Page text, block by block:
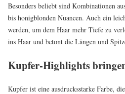
Besonders beliebt sind Kombinationen
bis honigblonden Nuancen. Auch ein
werden, um dem Haar mehr Tiefe zu
ins Haar und betont die Längen und
Kupfer-Highlights
Kupfer ist eine ausdrucksstarke Farbe,